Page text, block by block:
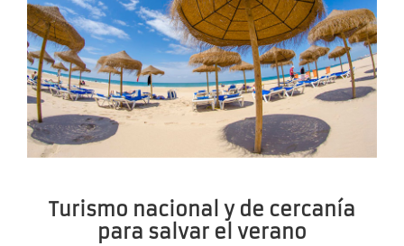
Turismo nacional y de cercanía
para salvar el verano